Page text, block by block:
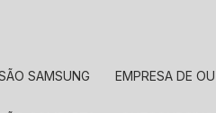
SAMSUNG EMPRESA DE